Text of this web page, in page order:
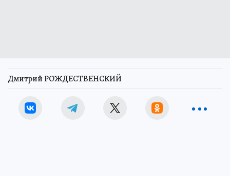
Дмитрий РОЖДЕСТВЕНСКИЙ